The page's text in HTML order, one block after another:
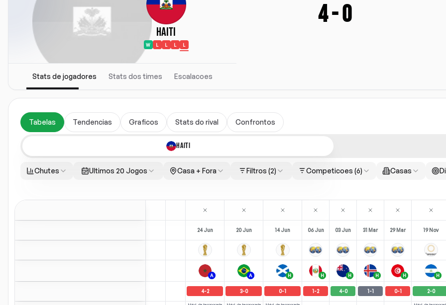
Haiti
W L L L L
4-0
Stats de jogadores Stats dos times Escalacoes
Tabelas Tendencias Graficos Stats do rival Confrontos
HAITI
Chutes Ultimos 20 Jogos Casa + Fora Filtros (2) Competicoes (6) Casas
24 Jun 20 Jun 14 Jun 06 Jun 03 Jun 31 Mar 29 Mar 19 Nov
A A H H H H H H
4-2 3-0 0-1 1-2 4-0 1-1 0-1 2-0